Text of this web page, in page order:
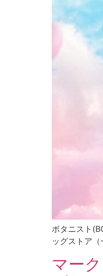
ボタニスト
ッグストア
マー